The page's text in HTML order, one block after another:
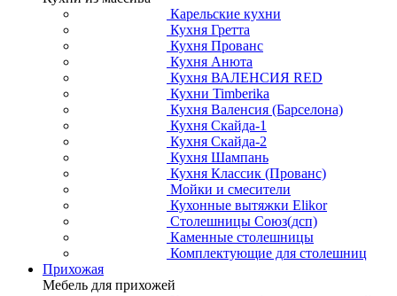
Карельские кухни
Кухня Гретта
Кухня Прованс
Кухня Анюта
Кухня ВАЛЕНСИЯ RED
Кухни Timberika
Кухня Валенсия (Барселона)
Кухня Скайда-1
Кухня Скайда-2
Кухня Шампань
Кухня Классик (Прованс)
Мойки и смесители
Кухонные вытяжки Elikor
Столешницы Союз(дсп)
Каменные столешницы
Комплектующие для столешниц
Прихожая
Мебель для прихожей